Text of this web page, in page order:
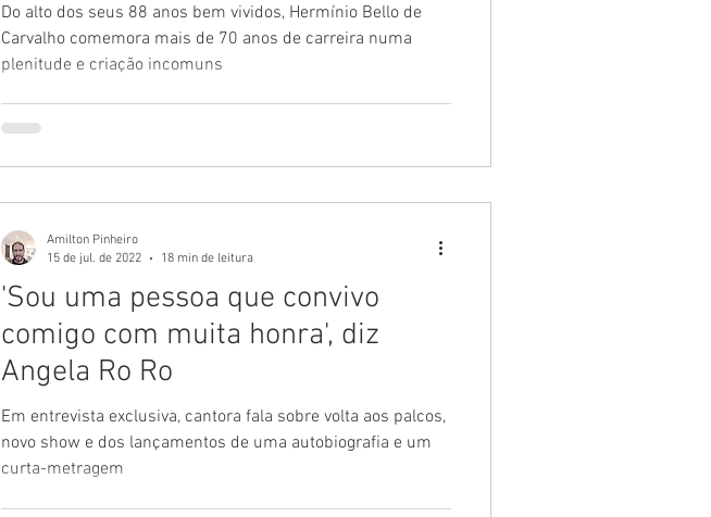
Do alto dos seus 88 anos bem vividos, Hermínio Bello de
Carvalho comemora mais de 70 anos de carreira numa
plenitude e criação incomuns
'Sou uma pessoa que convivo
comigo com muita honra', diz
Angela Ro Ro
Em entrevista exclusiva, cantora fala sobre volta aos palcos,
novo show e dos lançamentos de uma autobiografia e um
curta-metragem
Amilton Pinheiro
15 de jul. de 2022
18 min de leitura